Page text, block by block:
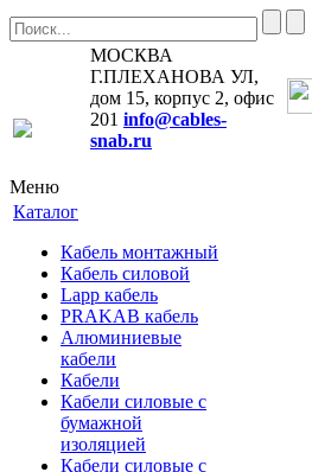
МОСКВА
Г.ПЛЕХАНОВА УЛ,
дом 15, корпус 2, офис
201 info@cables-
snab.ru
Меню
Каталог
Кабель монтажный
Кабель силовой
Lapp кабель
PRAKAB кабель
Алюминиевые
кабели
Кабели
Кабели силовые с
бумажной
изоляцией
Кабели силовые с